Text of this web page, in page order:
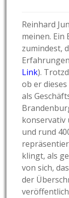
Reinhard
meinen.
zumindest,
Link).
ob er
als
konservativ
und rund
klingt, als
von sich,
der